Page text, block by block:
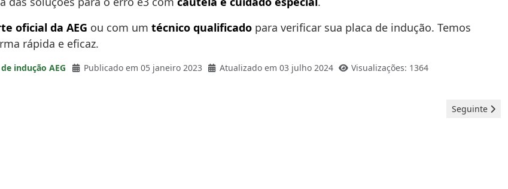
oficial da AEG ou com um técnico qualificado para verificar sua placa de indução. Temos
rápida e eficaz.
indução AEG Publicado em 05 janeiro 2023 Atualizado em 03 julho 2024 Visualizações: 1364
Artigo
Seguinte